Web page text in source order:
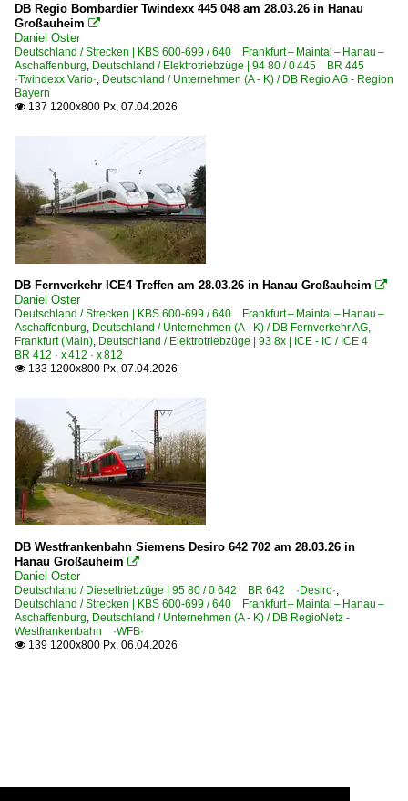
DB Regio Bombardier Twindexx 445 048 am 28.03.26 in Hanau
Großauheim 
Daniel Oster
Deutschland / Strecken | KBS 600-699 / 640 Frankfurt – Maintal – Hanau –
Aschaffenburg, Deutschland / Elektrotriebzüge | 94 80 / 0 445 BR 445
·Twindexx Vario·, Deutschland / Unternehmen (A - K) / DB Regio AG - Region
Bayern
 137 1200x800 Px, 07.04.2026
DB Fernverkehr ICE4 Treffen am 28.03.26 in Hanau Großauheim 
Daniel Oster
Deutschland / Strecken | KBS 600-699 / 640 Frankfurt – Maintal – Hanau –
Aschaffenburg, Deutschland / Unternehmen (A - K) / DB Fernverkehr AG,
Frankfurt (Main), Deutschland / Elektrotriebzüge | 93 8x | ICE - IC / ICE 4
BR 412 · x 412 · x 812
 133 1200x800 Px, 07.04.2026
DB Westfrankenbahn Siemens Desiro 642 702 am 28.03.26 in
Hanau Großauheim 
Daniel Oster
Deutschland / Dieseltriebzüge | 95 80 / 0 642 BR 642 ·Desiro·,
Deutschland / Strecken | KBS 600-699 / 640 Frankfurt – Maintal – Hanau –
Aschaffenburg, Deutschland / Unternehmen (A - K) / DB RegioNetz -
Westfrankenbahn ·WFB·
 139 1200x800 Px, 06.04.2026